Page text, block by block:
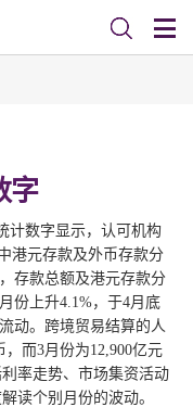
字
计数字显示，认可机构
港元存款及外币存款分
存款总额及港元存款分
份上升4.1%，于4月底
动。跨境贸易结算的人
而3月份为12,900亿元
率走势、市场集资活动
读个别月份的波动。